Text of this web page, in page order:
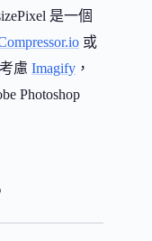
是一個
或
慮 Imagify ，
Photoshop